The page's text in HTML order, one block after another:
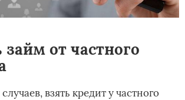
займ от частного
взять кредит у частного